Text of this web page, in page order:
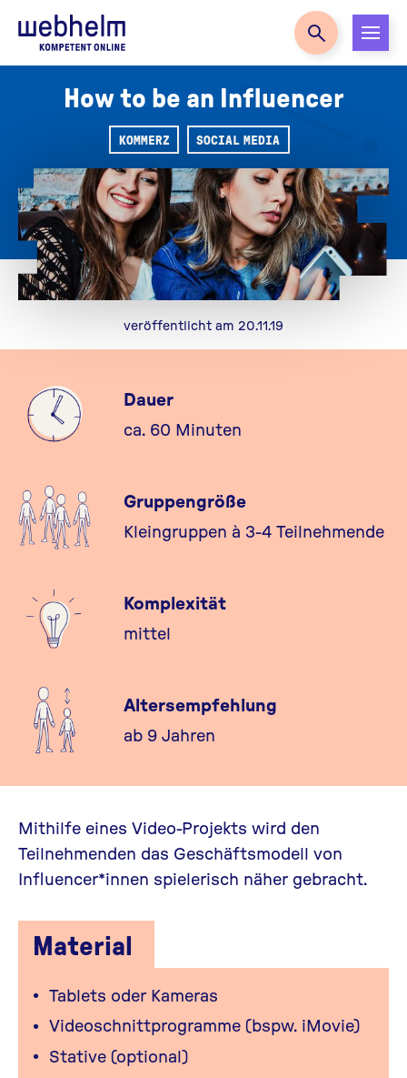
Zur Startseite
How to be an Influencer
KOMMERZ SOCIAL MEDIA
veröffentlicht am 20.11.19
Dauer
ca. 60 Minuten
Gruppengröße
Kleingruppen à 3-4 Teilnehmende
Komplexität
mittel
Altersempfehlung
ab 9 Jahren
Mithilfe eines Video-Projekts wird den
Teilnehmenden das Geschäftsmodell von
Influencer*innen spielerisch näher gebracht.
Material
Tablets oder Kameras
Videoschnittprogramme (bspw. iMovie)
Stative (optional)